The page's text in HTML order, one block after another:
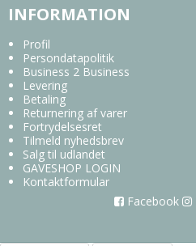
INFORMATION
Profil
Persondatapolitik
Business 2 Business
Levering
Betaling
Returnering af varer
Fortrydelsesret
Tilmeld nyhedsbrev
Salg til udlandet
GAVESHOP LOGIN
Kontaktformular
Facebook